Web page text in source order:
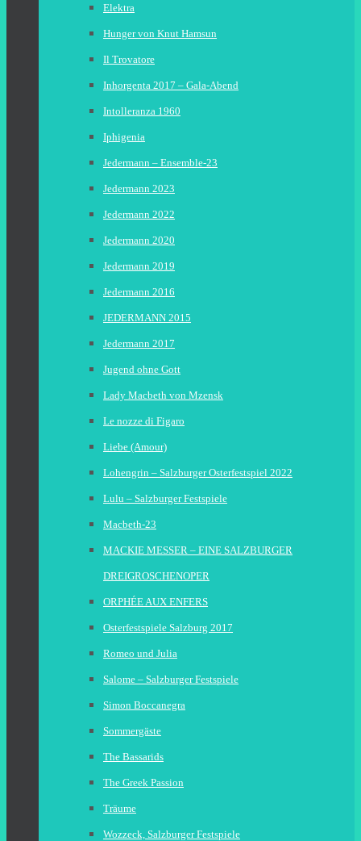
Elektra
Hunger von Knut Hamsun
Il Trovatore
Inhorgenta 2017 – Gala-Abend
Intolleranza 1960
Iphigenia
Jedermann – Ensemble-23
Jedermann 2023
Jedermann 2022
Jedermann 2020
Jedermann 2019
Jedermann 2016
JEDERMANN 2015
Jedermann 2017
Jugend ohne Gott
Lady Macbeth von Mzensk
Le nozze di Figaro
Liebe (Amour)
Lohengrin – Salzburger Osterfestspiel 2022
Lulu – Salzburger Festspiele
Macbeth-23
MACKIE MESSER – EINE SALZBURGER
DREIGROSCHENOPER
ORPHÉE AUX ENFERS
Osterfestspiele Salzburg 2017
Romeo und Julia
Salome – Salzburger Festspiele
Simon Boccanegra
Sommergäste
The Bassarids
The Greek Passion
Träume
Wozzeck, Salzburger Festspiele